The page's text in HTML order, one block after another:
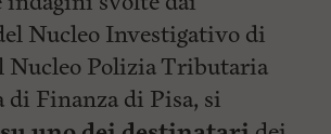
Nucleo Investigativo di
Nucleo Polizia Tributaria
di Finanza di Pisa, si